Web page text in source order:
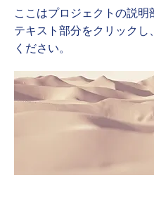
ここはプロジェクトの説明
テキスト部分をクリックし
ください。